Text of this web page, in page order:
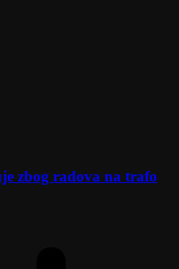
zbog radova na trafo